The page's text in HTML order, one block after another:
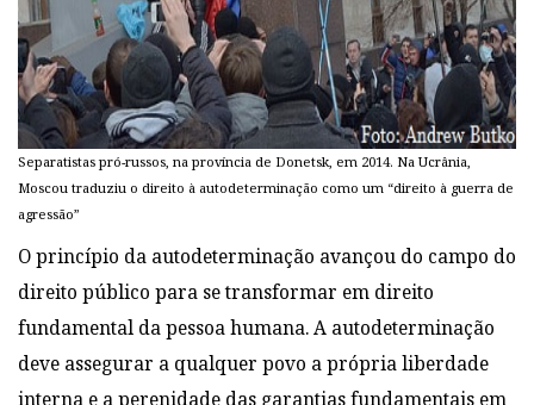
Separatistas pró-russos, na província de Donetsk, em 2014. Na Ucrânia,
Moscou traduziu o direito à autodeterminação como um “direito à guerra de
agressão”
O princípio da autodeterminação avançou do campo do
direito público para se transformar em direito
fundamental da pessoa humana. A autodeterminação
deve assegurar a qualquer povo a própria liberdade